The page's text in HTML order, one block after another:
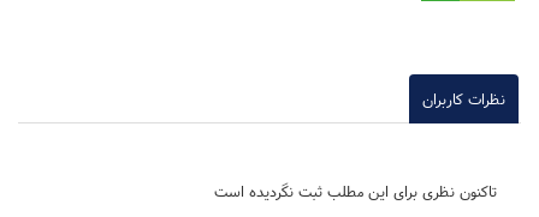
نظرات کاربران
تاکنون نظری برای این مطلب ثبت نگردیده است